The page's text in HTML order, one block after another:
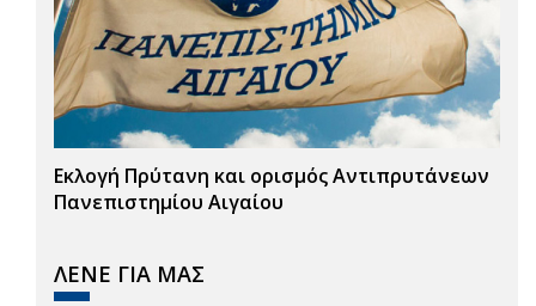
Εκλογή Πρύτανη και ορισμός Αντιπρυτάνεων
Πανεπιστημίου Αιγαίου
ΛΕΝΕ ΓΙΑ ΜΑΣ